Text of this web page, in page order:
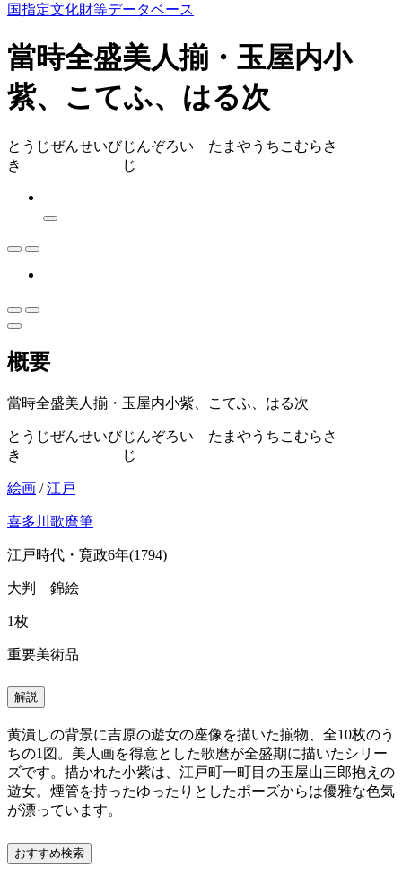
国指定文化財等データベース
當時全盛美人揃・玉屋内小
紫、こてふ、はる次
とうじぜんせいびじんぞろい たまやうちこむらさ
き じ
概要
當時全盛美人揃・玉屋内小紫、こてふ、はる次
とうじぜんせいびじんぞろい たまやうちこむらさ
き じ
絵画 /江戸
喜多川歌麿筆
江戸時代・寛政6年(1794)
大判 錦絵
1枚
重要美術品
解説
黄潰しの背景に吉原の遊女の座像を描いた揃物、全10枚のう
ちの1図。美人画を得意とした歌麿が全盛期に描いたシリー
ズです。描かれた小紫は、江戸町一町目の玉屋山三郎抱えの
遊女。煙管を持ったゆったりとしたポーズからは優雅な色気
が漂っています。
おすすめ検索